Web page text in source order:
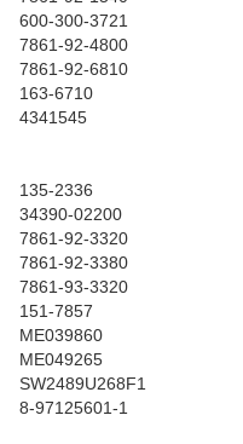
600-300-3721
7861-92-4800
7861-92-6810
163-6710
4341545
135-2336
34390-02200
7861-92-3320
7861-92-3380
7861-93-3320
151-7857
ME039860
ME049265
SW2489U268F1
8-97125601-1